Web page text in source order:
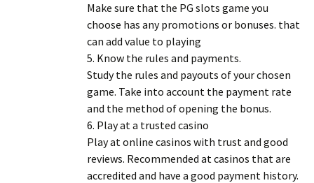
Make sure that the PG slots game you
choose has any promotions or bonuses. that
can add value to playing
5. Know the rules and payments.
Study the rules and payouts of your chosen
game. Take into account the payment rate
and the method of opening the bonus.
6. Play at a trusted casino
Play at online casinos with trust and good
reviews. Recommended at casinos that are
accredited and have a good payment history.